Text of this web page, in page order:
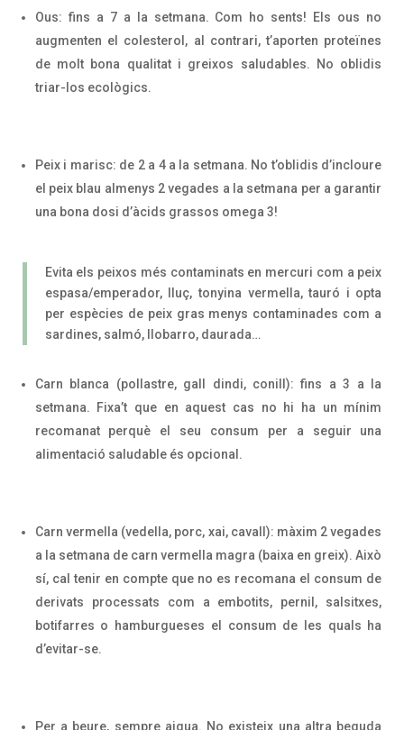
Ous: fins a 7 a la setmana. Com ho sents! Els ous no
augmenten el colesterol, al contrari, t’aporten proteïnes
de molt bona qualitat i greixos saludables. No oblidis
triar-los ecològics.
Peix i marisc: de 2 a 4 a la setmana. No t’oblidis d’incloure
el peix blau almenys 2 vegades a la setmana per a garantir
una bona dosi d’àcids grassos omega 3!
Evita els peixos més contaminats en mercuri com a peix
espasa/emperador, lluç, tonyina vermella, tauró i opta
per espècies de peix gras menys contaminades com a
sardines, salmó, llobarro, daurada…
Carn blanca (pollastre, gall dindi, conill): fins a 3 a la
setmana. Fixa’t que en aquest cas no hi ha un mínim
recomanat perquè el seu consum per a seguir una
alimentació saludable és opcional.
Carn vermella (vedella, porc, xai, cavall): màxim 2 vegades
a la setmana de carn vermella magra (baixa en greix). Això
sí, cal tenir en compte que no es recomana el consum de
derivats processats com a embotits, pernil, salsitxes,
botifarres o hamburgueses el consum de les quals ha
d’evitar-se.
Per a beure, sempre aigua. No existeix una altra beguda